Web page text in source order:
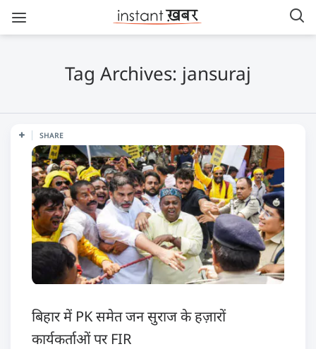
Tag Archives: jansuraj
SHARE
बिहार में PK समेत जन सुराज के हज़ारों
कार्यकर्ताओं पर FIR